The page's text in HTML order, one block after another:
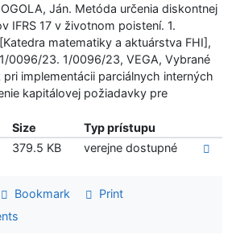
Ján. Metóda určenia diskontnej
IFRS 17 v životnom poistení. 1.
matematiky a aktuárstva FHI],
0096/23. 1/0096/23, VEGA, Vybrané
implementácii parciálnych interných
kapitálovej požiadavky pre
Size
Typ prístupu
379.5 KB verejne dostupné
Bookmark
Print